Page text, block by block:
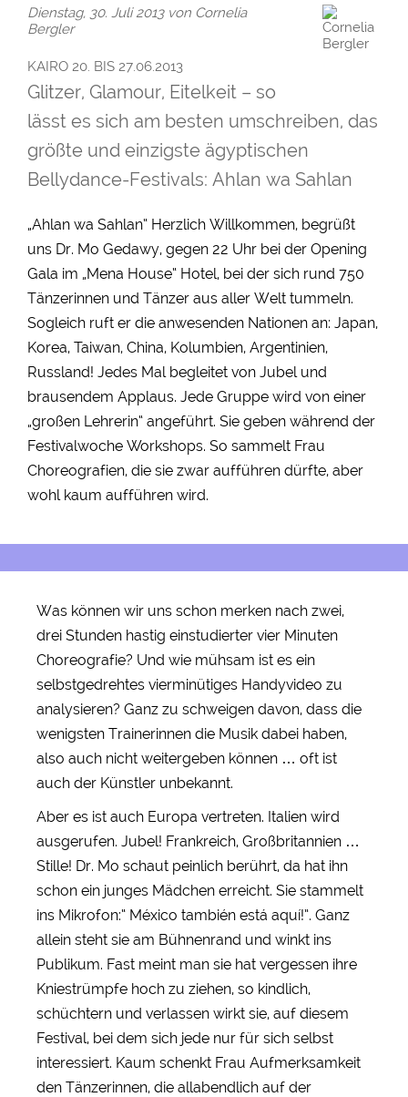
Dienstag, 30. Juli 2013 von Cornelia
Bergler
KAIRO 20. BIS 27.06.2013
Glitzer, Glamour, Eitelkeit – so
lässt es sich am besten umschreiben, das
größte und einzigste ägyptischen
Bellydance-Festivals: Ahlan wa Sahlan
„Ahlan wa Sahlan“ Herzlich Willkommen, begrüßt
uns Dr. Mo Gedawy, gegen 22 Uhr bei der Opening
Gala im „Mena House“ Hotel, bei der sich rund 750
Tänzerinnen und Tänzer aus aller Welt tummeln.
Sogleich ruft er die anwesenden Nationen an: Japan,
Korea, Taiwan, China, Kolumbien, Argentinien,
Russland! Jedes Mal begleitet von Jubel und
brausendem Applaus. Jede Gruppe wird von einer
„großen Lehrerin“ angeführt. Sie geben während der
Festivalwoche Workshops. So sammelt Frau
Choreografien, die sie zwar aufführen dürfte, aber
wohl kaum aufführen wird.
Was können wir uns schon merken nach zwei,
drei Stunden hastig einstudierter vier Minuten
Choreografie? Und wie mühsam ist es ein
selbstgedrehtes vierminütiges Handyvideo zu
analysieren? Ganz zu schweigen davon, dass die
wenigsten Trainerinnen die Musik dabei haben,
also auch nicht weitergeben können … oft ist
auch der Künstler unbekannt.
Aber es ist auch Europa vertreten. Italien wird
ausgerufen. Jubel! Frankreich, Großbritannien …
Stille! Dr. Mo schaut peinlich berührt, da hat ihn
schon ein junges Mädchen erreicht. Sie stammelt
ins Mikrofon:“ México también está aquí!”. Ganz
allein steht sie am Bühnenrand und winkt ins
Publikum. Fast meint man sie hat vergessen ihre
Kniestrümpfe hoch zu ziehen, so kindlich,
schüchtern und verlassen wirkt sie, auf diesem
Festival, bei dem sich jede nur für sich selbst
interessiert. Kaum schenkt Frau Aufmerksamkeit
den Tänzerinnen, die allabendlich auf der